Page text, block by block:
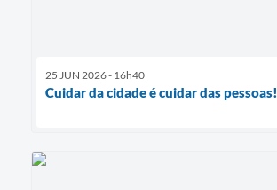
25 JUN 2026 - 16h40
Cuidar da cidade é cuidar das pessoas!